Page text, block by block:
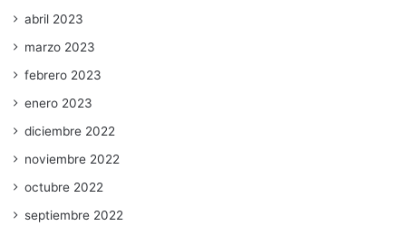
abril 2023
marzo 2023
febrero 2023
enero 2023
diciembre 2022
noviembre 2022
octubre 2022
septiembre 2022